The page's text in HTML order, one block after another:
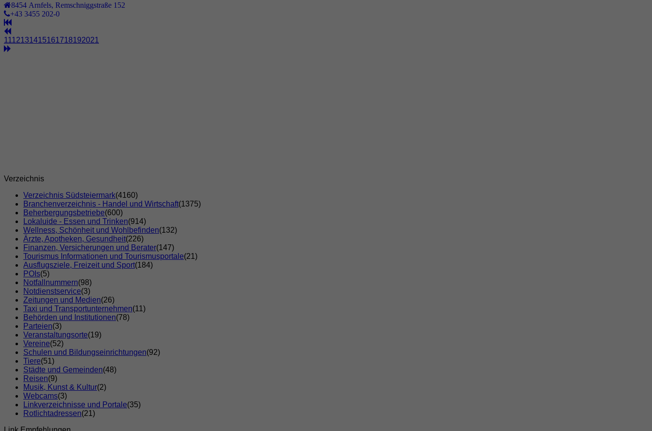
8454 Arnfels Remschniggstraße 152
+43 3455 202-0
11 12131415161718192021
Verzeichnis
Verzeichnis Südsteiermark(4160)
Branchenverzeichnis - Handel und Wirtschaft(1375)
Beherbergungsbetriebe(600)
Lokaluide - Essen und Trinken(914)
Wellness, Schönheit und Wohlbefinden(132)
Ärzte, Apotheken, Gesundheit(226)
Finanzen, Versicherungen und Berater(147)
Tourismus Informationen und Tourismusportale(21)
Ausflugsziele, Freizeit und Sport(184)
POIs(5)
Notfallnummern(98)
Notdienstservice(3)
Zeitungen und Medien(26)
Taxi und Transportunternehmen(11)
Behörden und Institutionen(78)
Parteien(3)
Veranstaltungsorte(19)
Vereine(52)
Schulen und Bildungseinrichtungen(92)
Tiere(51)
Städte und Gemeinden(48)
Reisen(9)
Musik, Kunst & Kultur(2)
Webcams(3)
Linkverzeichnisse und Portale(35)
Rotlichtadressen(21)